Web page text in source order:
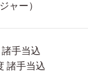
ャー）
手当込
諸手当込